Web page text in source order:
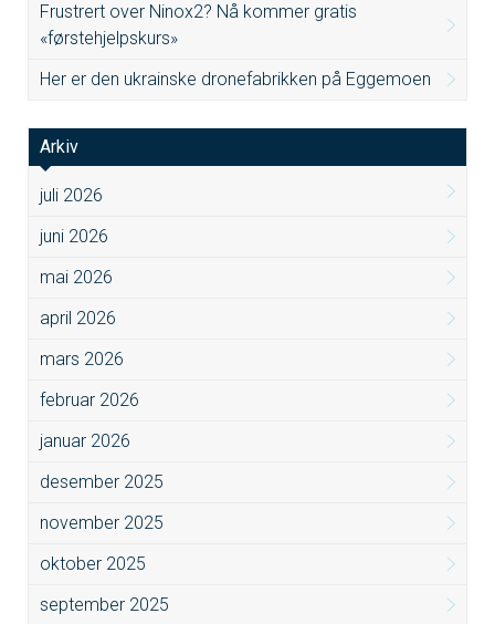
Frustrert over Ninox2? Nå kommer gratis
«førstehjelpskurs»
Her er den ukrainske dronefabrikken på Eggemoen
Arkiv
juli 2026
juni 2026
mai 2026
april 2026
mars 2026
februar 2026
januar 2026
desember 2025
november 2025
oktober 2025
september 2025